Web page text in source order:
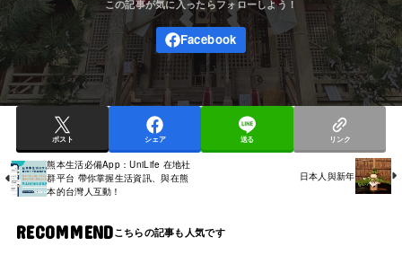
ポスト シェア 送る リンク
熊本生活必備App：UniLife 在地社
群平台 帶你掌握生活資訊、與在熊
本的台灣人互動！
日本人與新年
RECOMMEND